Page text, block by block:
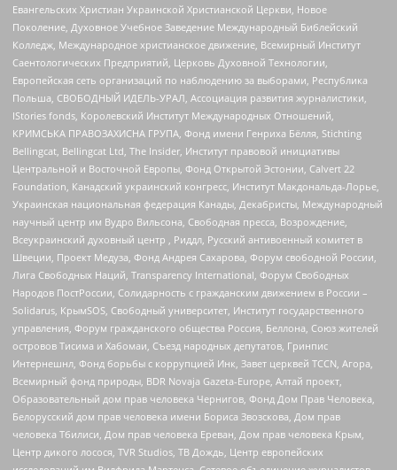
Евангельских Христиан Украинской Христианской Церкви, Новое
Поколение, Духовное Учебное Заведение Международный Библейский
Колледж, Международное христианское движение, Всемирный Институт
Саентологических Предприятий, Церковь Духовной Технологии,
Европейская сеть организаций по наблюдению за выборами, Республика
Польша, СВОБОДНЫЙ ИДЕЛЬ-УРАЛ, Ассоциация развития журналистики,
IStories fonds, Королевский Институт Международных Отношений,
КРИМСЬКА ПРАВОЗАХИСНА ГРУПА, Фонд имени Генриха Бёлля, Stichting
Bellingcat, Bellingcat Ltd, The Insider, Институт правовой инициативы
Центральной и Восточной Европы, Фонд Открытой Эстонии, Calvert 22
Foundation, Канадский украинский конгресс, Институт Макдональда-Лорье,
Украинская национальная федерация Канады, Декабристы, Международный
научный центр им Вудро Вильсона, Свободная пресса, Возрождение,
Всеукраинский духовный центр , Риддл, Русский антивоенный комитет в
Швеции, Проект Медуза, Фонд Андрея Сахарова, Форум свободной России,
Лига Свободных Наций, Transparеncy International, Форум Свободных
Народов ПостРоссии, Солидарность с гражданским движением в России –
Solidarus, КрымSOS, Свободный университет, Институт государственного
управления, Форум гражданского общества Россия, Беллона, Союз жителей
островов Тисима и Хабомаи, Съезд народных депутатов, Гринпис
Интернешнл, Фонд борьбы с коррупцией Инк, Завет церквей TCCN, Агора,
Всемирный фонд природы, BDR Novaja Gazeta-Europe, Алтай проект,
Образовательный дом прав человека Чернигов, Фонд Дом Прав Человека,
Белорусский дом прав человека имени Бориса Звозскова, Дом прав
человека Тбилиси, Дом прав человека Ереван, Дом прав человека Крым,
Центр дикого лосося, TVR Studios, ТВ Дождь, Центр европейских